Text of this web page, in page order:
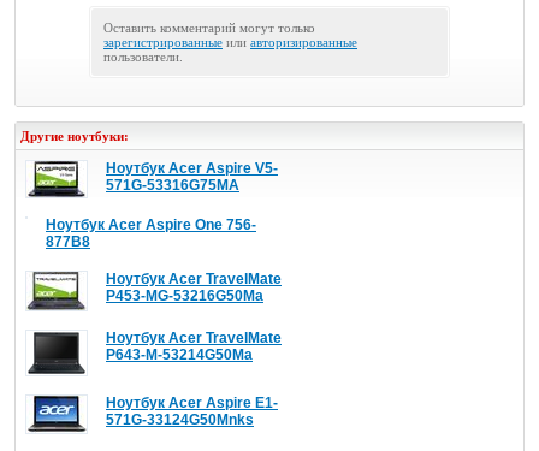
Оставить комментарий могут только
зарегистрированные или авторизированные
пользователи.
Другие ноутбуки:
Ноутбук Acer Aspire V5-
571G-53316G75MA
Ноутбук Acer Aspire One 756-
877B8
Ноутбук Acer TravelMate
P453-MG-53216G50Ma
Ноутбук Acer TravelMate
P643-M-53214G50Ma
Ноутбук Acer Aspire E1-
571G-33124G50Mnks